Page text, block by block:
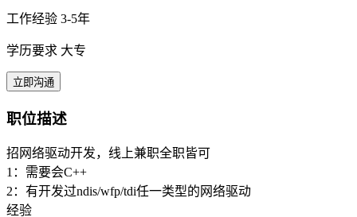
工作经验 3-5年
学历要求 大专
立即沟通
职位描述
招网络驱动开发，线上兼职全职皆可
1：需要会C++
2：有开发过ndis/wfp/tdi任一类型的网络驱动
经验